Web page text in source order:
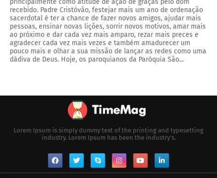
recebido. Padre Cristóvão, festejar mais um ano de ordenação
sacerdotal é ter a chance de fazer novos amigos, ajudar mais
pessoas, ensinar novas lições, sorrir novos motivos, amar mais
ao próximo e dar cada vez mais amparo, rezar mais preces e
agradecer cada vez mais vezes e também amadurecer um
pouco mais e olhar a sua missão de lançar as redes como uma
dádiva de Deus. Hoje, os paroquianos da Paróquia São...
Lorem Ipsum is simply dummy text of the printing and typesetting
industry. Lorem Ipsum has been the industry's.